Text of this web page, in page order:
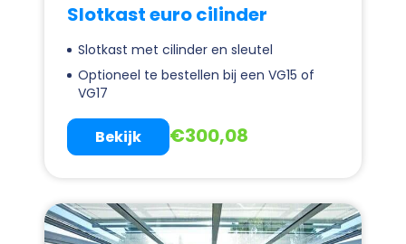
Slotkast euro cilinder
Slotkast met cilinder en sleutel
Optioneel te bestellen bij een VG15 of
VG17
€300,08
Bekijk